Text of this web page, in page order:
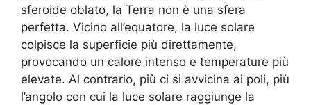
sferoide oblato, la Terra non è una sfera
perfetta. Vicino all’equatore, la luce solare
colpisce la superficie più direttamente,
provocando un calore intenso e temperature più
elevate. Al contrario, più ci si avvicina ai poli, più
l’angolo con cui la luce solare raggiunge la